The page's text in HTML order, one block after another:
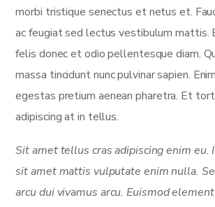
morbi tristique senectus et netus et.
ac feugiat sed lectus vestibulum mattis.
felis donec et odio pellentesque diam.
massa tincidunt nunc pulvinar sapien.
egestas pretium aenean pharetra. Et
adipiscing at in tellus.
Sit amet tellus cras adipiscing enim eu.
sit amet mattis vulputate enim nulla.
arcu dui vivamus arcu. Euismod